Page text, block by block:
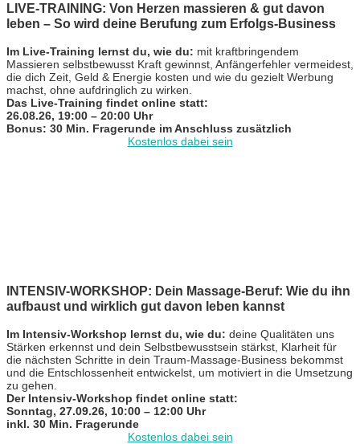
LIVE-TRAINING: Von Herzen massieren & gut davon
leben – So wird deine Berufung zum Erfolgs-Business
Im Live-Training lernst du, wie du: mit kraftbringendem
Massieren selbstbewusst Kraft gewinnst, Anfängerfehler vermeidest,
die dich Zeit, Geld & Energie kosten und wie du gezielt Werbung
machst, ohne aufdringlich zu wirken.
Das Live-Training findet online statt:
26.08.26, 19:00 – 20:00 Uhr
Bonus: 30 Min. Fragerunde im Anschluss zusätzlich
Kostenlos dabei sein
INTENSIV-WORKSHOP: Dein Massage-Beruf: Wie du ihn
aufbaust und wirklich gut davon leben kannst
Im Intensiv-Workshop lernst du, wie du: deine Qualitäten uns
Stärken erkennst und dein Selbstbewusstsein stärkst, Klarheit für
die nächsten Schritte in dein Traum-Massage-Business bekommst
und die Entschlossenheit entwickelst, um motiviert in die Umsetzung
zu gehen.
Der Intensiv-Workshop findet online statt:
Sonntag, 27.09.26, 10:00 – 12:00 Uhr
inkl. 30 Min. Fragerunde
Kostenlos dabei sein